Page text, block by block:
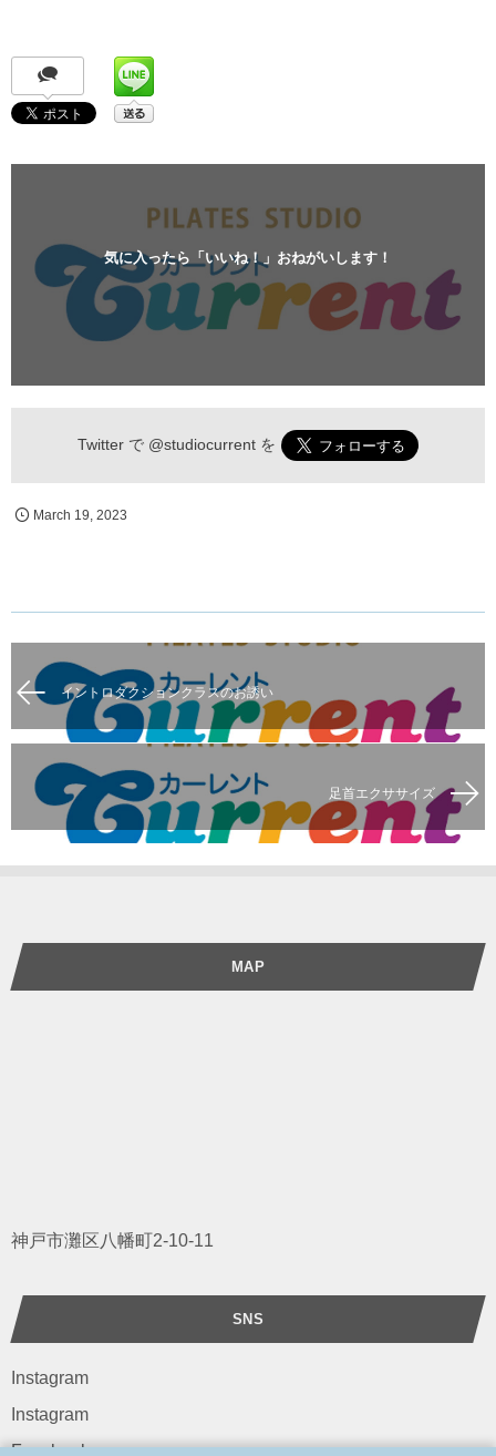
気に入ったら「いいね！」おねがいします！
Twitter で @studiocurrent を
March 19 2023
イントロダクションクラスのお誘い
足首エクササイズ
MAP
神戸市灘区八幡町2-10-11
SNS
Instagram
Instagram
Facebook